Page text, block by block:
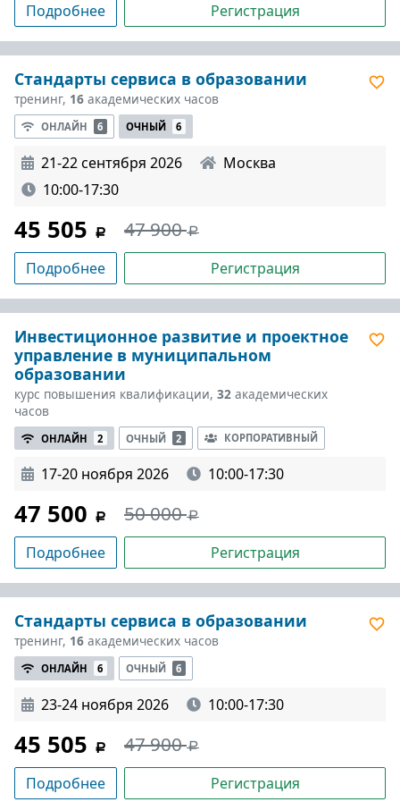
Подробнее Регистрация
Стандарты сервиса в образовании
тренинг, 16 академических часов
ОНЛАЙН 6 ОЧНЫЙ 6
21-22 сентября 2026
Москва
10:00-17:30
45 505 47 900
Подробнее Регистрация
Инвестиционное развитие и проектное
управление в муниципальном
образовании
курс повышения квалификации, 32 академических
часов
ОНЛАЙН 2 ОЧНЫЙ 2 КОРПОРАТИВНЫЙ
17-20 ноября 2026 10:00-17:30
47 500 50 000
Подробнее Регистрация
Стандарты сервиса в образовании
тренинг, 16 академических часов
ОНЛАЙН 6 ОЧНЫЙ 6
23-24 ноября 2026 10:00-17:30
45 505 47 900
Подробнее Регистрация